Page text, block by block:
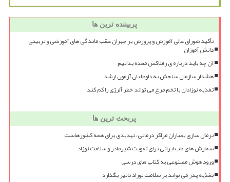
پربیننده ترین ها
تأکید شورای عالی آموزش و پرورش بر جبران عقب ماندگی های آموزشی و تربیتی
دانش آموزان
آن چه باید درباره ی رفلاکس معده بدانیم
هشدار سازمان سنجش به داوطلبان آزمون ارشد
تغذیه نوزادان با تخم مرغ می تواند خطر آلرژی را کم کند
پربحث ترین ها
نرمال سازی بمباران مراکز درمانی، تهدیدی برای همه کشورهاست
سفارش های طب ایرانی برای تقویت شیرمادر و سلامت نوزاد
ورود هوش مصنوعی به کتاب های درسی
تغذیه پدر می تواند بر سلامت نوزاد تاثیر بگذارد